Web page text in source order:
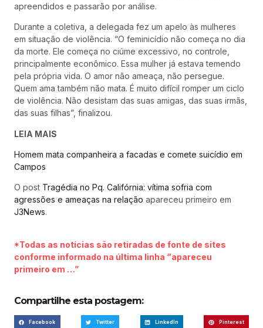
apreendidos e passarão por análise.
Durante a coletiva, a delegada fez um apelo às mulheres
em situação de violência. “O feminicídio não começa no dia
da morte. Ele começa no ciúme excessivo, no controle,
principalmente econômico. Essa mulher já estava temendo
pela própria vida. O amor não ameaça, não persegue.
Quem ama também não mata. É muito difícil romper um ciclo
de violência. Não desistam das suas amigas, das suas irmãs,
das suas filhas”, finalizou.
LEIA MAIS
Homem mata companheira a facadas e comete suicídio em
Campos
O post Tragédia no Pq. Califórnia: vítima sofria com
agressões e ameaças na relação apareceu primeiro em
J3News.
*Todas as notícias são retiradas de fonte de sites
conforme informado na última linha “apareceu
primeiro em …”
Compartilhe esta postagem:
Facebook Twitter LinkedIn Pinterest